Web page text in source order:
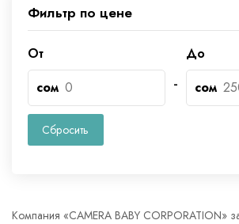
Фильтр по цене
От
сом
-
До
сом
Сбросить
Компания «CAMERA BABY CORPORATION»